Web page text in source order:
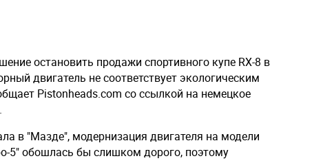
остановить продажи спортивного купе RX-8 в
двигатель не соответствует экологическим
Pistonheads.com со ссылкой на немецкое
в "Мазде", модернизация двигателя на модели
5" обошлась бы слишком дорого, поэтому